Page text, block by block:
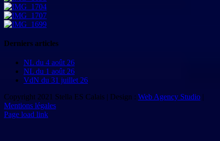
Derniers articles
NL du 4 août 26
NL du 1 août 26
VdN du 31 juillet 26
Copyright 2021 Stella ES Calais | Design : Web Agency Studio |
Mentions légales
Page load link